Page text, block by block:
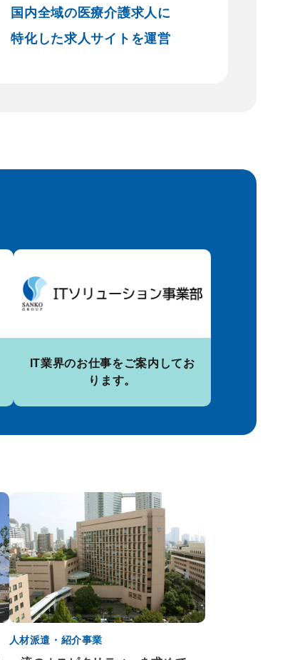
国内全域の医療介護求人に
特化した求人サイトを運営
IT業界のお仕事を ご案内してお
ります。
人材派遣・紹介事業